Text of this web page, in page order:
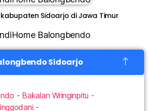
Sidoarjo di Jawa Timur
Sidoarjo
- Bakalan Wringinpitu -
-